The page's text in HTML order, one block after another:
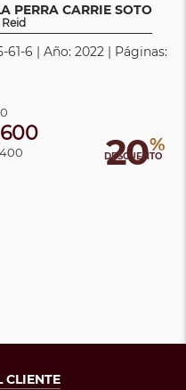
PERRA CARRIE SOTO
61-6 | Año: 2022 | Páginas:
20%
DESCUENTO
CLIENTE